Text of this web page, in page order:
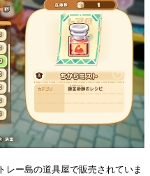
レー島の道具屋で販売されていま